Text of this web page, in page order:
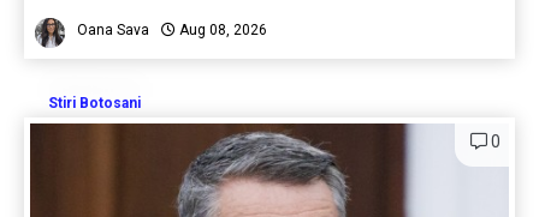
Oana Sava Aug 08, 2026
Stiri Botosani
0